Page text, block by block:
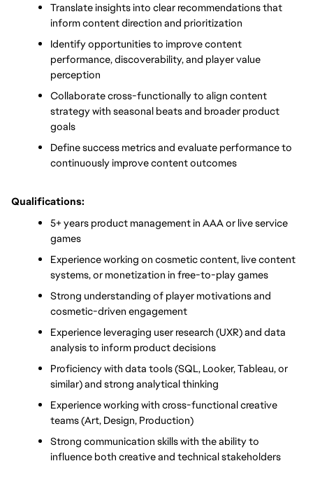
Translate insights into clear recommendations that
inform content direction and prioritization
Identify opportunities to improve content
performance, discoverability, and player value
perception
Collaborate cross-functionally to align content
strategy with seasonal beats and broader product
goals
Define success metrics and evaluate performance to
continuously improve content outcomes
Qualifications:
5+ years product management in AAA or live service
games
Experience working on cosmetic content, live content
systems, or monetization in free-to-play games
Strong understanding of player motivations and
cosmetic-driven engagement
Experience leveraging user research (UXR) and data
analysis to inform product decisions
Proficiency with data tools (SQL, Looker, Tableau, or
similar) and strong analytical thinking
Experience working with cross-functional creative
teams (Art, Design, Production)
Strong communication skills with the ability to
influence both creative and technical stakeholders